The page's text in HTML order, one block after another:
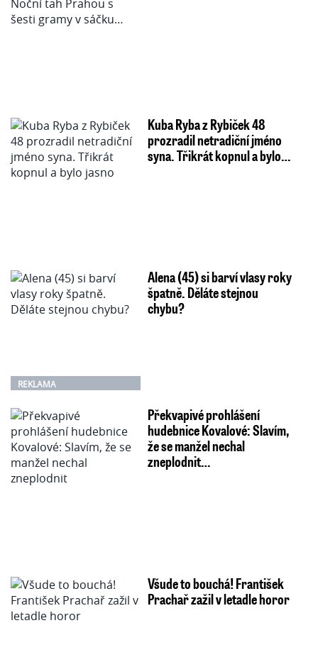
Kuba Ryba z Rybiček 48
prozradil netradiční jméno
syna. Třikrát kopnul a bylo…
REKLAMA
Alena (45) si barví vlasy roky
špatně. Děláte stejnou
chybu?
Překvapivé prohlášení
hudebnice Kovalové: Slavím,
že se manžel nechal
zneplodnit…
Všude to bouchá! František
Prachař zažil v letadle horor